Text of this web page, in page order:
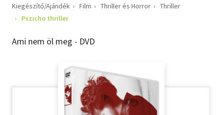
Életmód, egészség
Gyermek- és ifjúsági
Hobbi, szabadidő
Kiegészítő/Ajándék Film Thriller és Horror
Thriller
Pszicho thriller
Ami nem öl meg - DVD